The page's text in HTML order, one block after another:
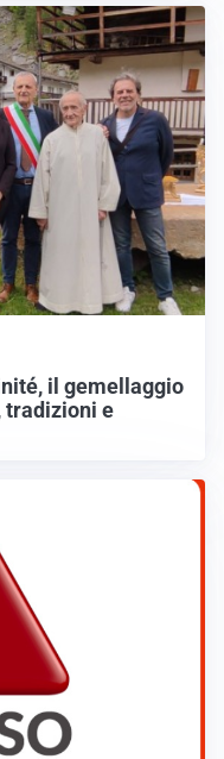
il gemellaggio
tradizioni e